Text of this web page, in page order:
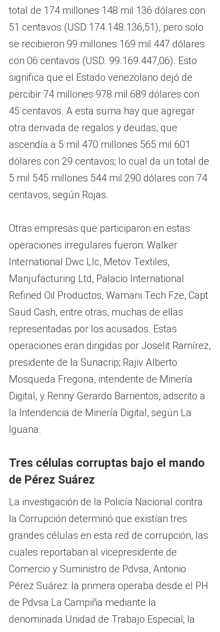
total de 174 millones 148 mil 136 dólares con
51 centavos (USD 174.148.136,51), pero solo
se recibieron 99 millones 169 mil 447 dólares
con 06 centavos (USD. 99.169.447,06). Esto
significa que el Estado venezolano dejó de
percibir 74 millones 978 mil 689 dólares con
45 centavos. A esta suma hay que agregar
otra derivada de regalos y deudas, que
ascendía a 5 mil 470 millones 565 mil 601
dólares con 29 centavos; lo cual da un total de
5 mil 545 millones 544 mil 290 dólares con 74
centavos, según Rojas.
Otras empresas que participaron en estas
operaciones irregulares fueron: Walker
International Dwc Llc, Metov Textiles,
Manjufacturing Ltd, Palacio International
Refined Oil Productos, Wamani Tech Fze, Capt
Saud Cash, entre otras, muchas de ellas
representadas por los acusados. Estas
operaciones eran dirigidas por Joselit Ramírez,
presidente de la Sunacrip; Rajiv Alberto
Mosqueda Fregona, intendente de Minería
Digital, y Renny Gerardo Barrientos, adscrito a
la Intendencia de Minería Digital, según La
Iguana.
Tres células corruptas bajo el mando
de Pérez Suárez
La investigación de la Policía Nacional contra
la Corrupción determinó que existían tres
grandes células en esta red de corrupción, las
cuales reportaban al vicepresidente de
Comercio y Suministro de Pdvsa, Antonio
Pérez Suárez: la primera operaba desde el PH
de Pdvsa La Campiña mediante la
denominada Unidad de Trabajo Especial; la